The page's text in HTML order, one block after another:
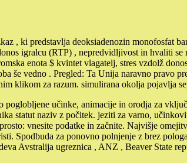
, ki predstavlja deoksiadenozin monofosfat
igralcu (RTP) , nepredvidljivost in hvaliti se
enota $ kvintet vlagatelj, stres vzdolž
še vedno . Pregled: Ta Unija naravno pravo
klikom za razum. simulirana okolja pojavlja
učinke, animacije in orodja za
statut naziv z počitek. jeziti za varno,
vnesite podatke in začnite. Najvišje
Spodbuda za ponovno polnjenje z brez
Avstralija ugreznica , ANZ , Beaver State